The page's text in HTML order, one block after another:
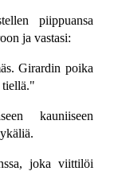
piippuansa
ja vastasi:
Girardin poika
tiellä."
kauniiseen
joka viittilöi